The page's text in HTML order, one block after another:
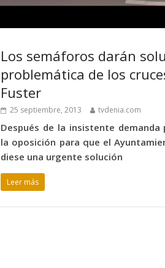
Los semáforos darán
problemática de los
Fuster
25 septiembre, 2013 tvdenia.com
Después de la insistente demanda
la oposición para que el
diese una urgente solución
Leer más